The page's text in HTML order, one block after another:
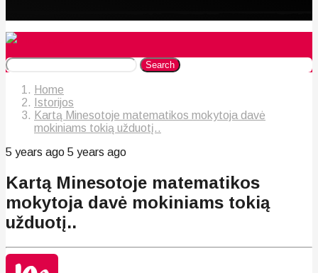
Search
Home
Istorijos
Kartą Minesotoje matematikos mokytoja davė
mokiniams tokią užduotį..
5 years ago 5 years ago
Kartą Minesotoje matematikos
mokytoja davė mokiniams tokią
užduotį..